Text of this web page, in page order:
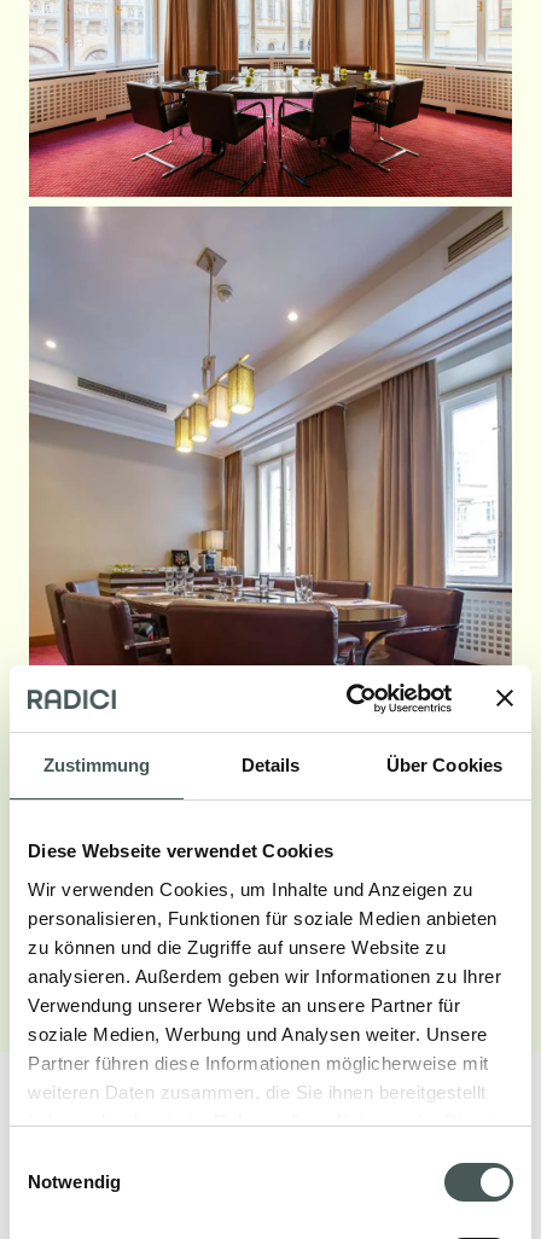
Zustimmung Details Über Cookies
Diese Webseite verwendet Cookies
Wir verwenden Cookies, um Inhalte und Anzeigen zu
personalisieren, Funktionen für soziale Medien anbieten
zu können und die Zugriffe auf unsere Website zu
analysieren. Außerdem geben wir Informationen zu Ihrer
Verwendung unserer Website an unsere Partner für
soziale Medien, Werbung und Analysen weiter. Unsere
Partner führen diese Informationen möglicherweise mit
weiteren Daten zusammen, die Sie ihnen bereitgestellt
haben oder die sie im Rahmen Ihrer Nutzung der Dienste
Notwendig
Galerie aufrufen
Unsere Produkte